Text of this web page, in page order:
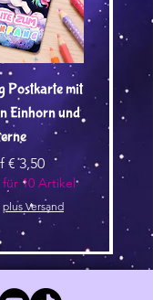
Postkarte mit
Einhorn und
€ 3,50
für 10 Artikel
plus Versand